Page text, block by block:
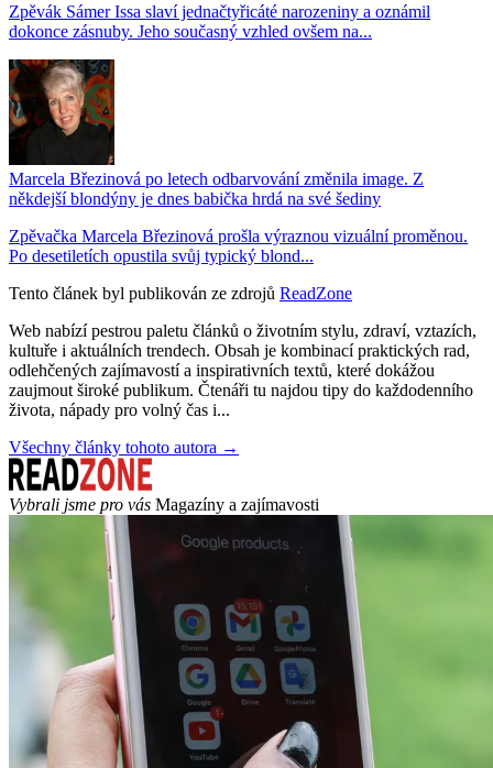
Zpěvák Sámer Issa slaví jednačtyřicáté narozeniny a oznámil
dokonce zásnuby. Jeho současný vzhled ovšem na...
Marcela Březinová po letech odbarvování změnila image. Z
někdejší blondýny je dnes babička hrdá na své šediny
Zpěvačka Marcela Březinová prošla výraznou vizuální proměnou.
Po desetiletích opustila svůj typický blond...
Tento článek byl publikován ze zdrojů ReadZone
Web nabízí pestrou paletu článků o životním stylu, zdraví, vztazích,
kultuře i aktuálních trendech. Obsah je kombinací praktických rad,
odlehčených zajímavostí a inspirativních textů, které dokážou
zaujmout široké publikum. Čtenáři tu najdou tipy do každodenního
života, nápady pro volný čas i...
Všechny články tohoto autora →
Vybrali jsme pro vás Magazíny a zajímavosti